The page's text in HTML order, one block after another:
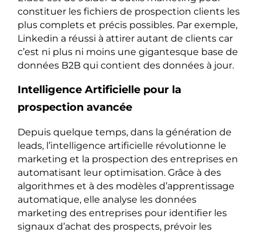
constituer les fichiers de prospection clients les
plus complets et précis possibles. Par exemple,
Linkedin a réussi à attirer autant de clients car
c’est ni plus ni moins une gigantesque base de
données B2B qui contient des données à jour.
Intelligence Artificielle pour la
prospection avancée
Depuis quelque temps, dans la génération de
leads, l’intelligence artificielle révolutionne le
marketing et la prospection des entreprises en
automatisant leur optimisation. Grâce à des
algorithmes et à des modèles d’apprentissage
automatique, elle analyse les données
marketing des entreprises pour identifier les
signaux d’achat des prospects, prévoir les